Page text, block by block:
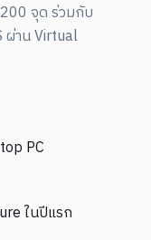
จุด ร่วมกับ
ผ่าน Virtual
PC
ในปีแรก